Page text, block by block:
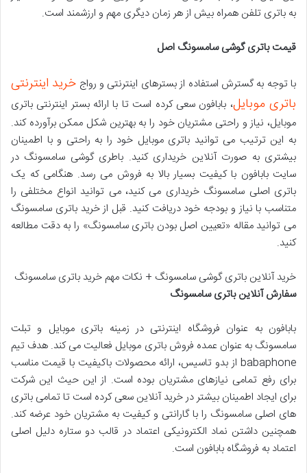
به باتری تلفن همراه بیش از هر زمان دیگری مهم و ارزشمند است.
قیمت باتری گوشی سامسونگ اصل
با توجه به گسترش استفاده از بسترهای اینترنتی و رواج خرید اینترنتی
باتری موبایل، بابافون سعی کرده است تا با ارائه بستر اینترنتی باتری
موبایل، نیاز و راحتی مشتریان خود را به بهترین شکل ممکن برآورده کند.
به این ترتیب می توانید باتری موبایل خود را به راحتی و با اطمینان
بیشتری به صورت آنلاین خریداری کنید. باطری گوشی سامسونگ در
سایت بابافون با کیفیت بسیار بالا به فروش می رسد. هنگامی که یک
باتری اصلی سامسونگ خریداری می کنید، می توانید انواع مختلفی را
متناسب با نیاز و بودجه خود دریافت کنید. قبل از خرید باتری سامسونگ
می توانید مقاله «تعیین اصل بودن باتری سامسونگ» را به دقت مطالعه
کنید.
خرید آنلاین باتری گوشی سامسونگ + نکات مهم خرید باتری سامسونگ
سفارش آنلاین باتری سامسونگ
بابافون به عنوان فروشگاه اینترنتی در زمینه باتری موبایل و تبلت
سامسونگ به عنوان عمده فروش باتری موبایل فعالیت می کند. هدف تیم
babaphone از بدو تاسیس، ارائه محصولات باکیفیت با قیمت مناسب
برای رفع تمامی نیازهای مشتریان بوده است. از این حیث این شرکت
برای ایجاد اطمینان بیشتر در خرید آنلاین سعی کرده است تا تمامی باتری
های اصلی سامسونگ را با گارانتی و کیفیت به مشتریان خود عرضه کند.
همچنین داشتن نماد الکترونیکی اعتماد در قالب دو ستاره دلیل اصلی
اعتماد به فروشگاه بابافون است.